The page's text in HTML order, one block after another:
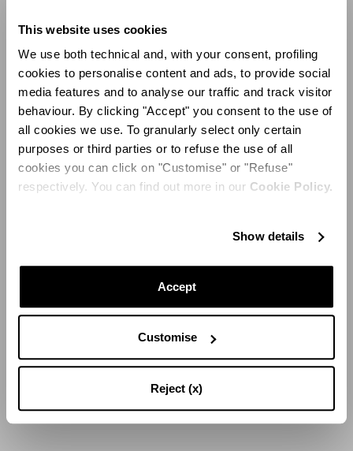
This website uses cookies
We use both technical and, with your consent, profiling
cookies to personalise content and ads, to provide social
media features and to analyse our traffic and track visitor
behaviour. By clicking "Accept" you consent to the use of
all cookies we use. To granularly select only certain
purposes or third parties or to refuse the use of all
cookies you can click on "Customise" or "Refuse"
respectively. You can find out more in our Cookie Policy.
Show details
Accept
Customise
Reject (x)
Hermanas
Nicole Pinhero y su hermana
SABER MÀS
Hermanas
Candela Pelizza y su gemela
SABER MÀS
Entrevista a Madre e Hija
SABER MÀS
ENTREVISTAS
Entrevista a Madre e Hija
Luisa Beccaria y Lucilla Bonaccorsi
SABER MÀS